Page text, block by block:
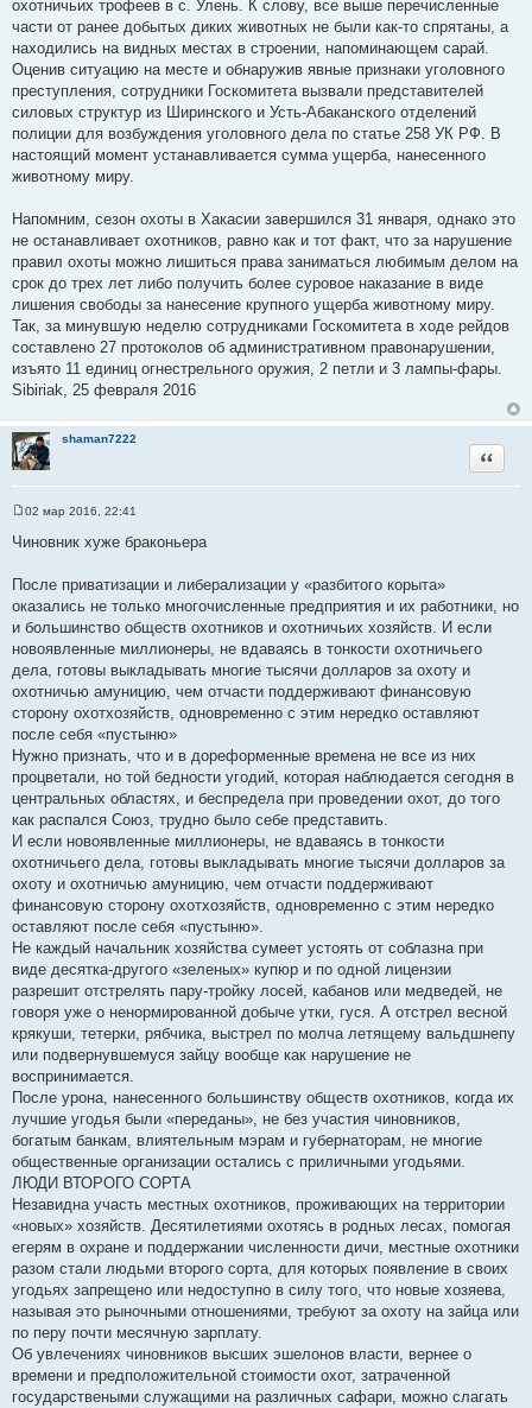
охотничьих трофеев в с. Улень. К слову, все выше перечисленные
части от ранее добытых диких животных не были как-то спрятаны, а
находились на видных местах в строении, напоминающем сарай.
Оценив ситуацию на месте и обнаружив явные признаки уголовного
преступления, сотрудники Госкомитета вызвали представителей
силовых структур из Ширинского и Усть-Абаканского отделений
полиции для возбуждения уголовного дела по статье 258 УК РФ. В
настоящий момент устанавливается сумма ущерба, нанесенного
животному миру.
Напомним, сезон охоты в Хакасии завершился 31 января, однако это
не останавливает охотников, равно как и тот факт, что за нарушение
правил охоты можно лишиться права заниматься любимым делом на
срок до трех лет либо получить более суровое наказание в виде
лишения свободы за нанесение крупного ущерба животному миру.
Так, за минувшую неделю сотрудниками Госкомитета в ходе рейдов
составлено 27 протоколов об административном правонарушении,
изъято 11 единиц огнестрельного оружия, 2 петли и 3 лампы-фары.
Sibiriak, 25 февраля 2016
shaman7222
Цитата
о
е
н
и
е
02 мар 2016, 22:41
Чиновник хуже браконьера
После приватизации и либерализации у «разбитого корыта»
оказались не только многочисленные предприятия и их работники, но
и большинство обществ охотников и охотничьих хозяйств. И если
новоявленные миллионеры, не вдаваясь в тонкости охотничьего
дела, готовы выкладывать многие тысячи долларов за охоту и
охотничью амуницию, чем отчасти поддерживают финансовую
сторону охотхозяйств, одновременно с этим нередко оставляют
после себя «пустыню»
Нужно признать, что и в дореформенные времена не все из них
процветали, но той бедности угодий, которая наблюдается сегодня в
центральных областях, и беспредела при проведении охот, до того
как распался Союз, трудно было себе представить.
И если новоявленные миллионеры, не вдаваясь в тонкости
охотничьего дела, готовы выкладывать многие тысячи долларов за
охоту и охотничью амуницию, чем отчасти поддерживают
финансовую сторону охотхозяйств, одновременно с этим нередко
оставляют после себя «пустыню».
Не каждый начальник хозяйства сумеет устоять от соблазна при
виде десятка-другого «зеленых» купюр и по одной лицензии
разрешит отстрелять пару-тройку лосей, кабанов или медведей, не
говоря уже о ненормированной добыче утки, гуся. А отстрел весной
крякуши, тетерки, рябчика, выстрел по молча летящему вальдшнепу
или подвернувшемуся зайцу вообще как нарушение не
воспринимается.
После урона, нанесенного большинству обществ охотников, когда их
лучшие угодья были «переданы», не без участия чиновников,
богатым банкам, влиятельным мэрам и губернаторам, не многие
общественные организации остались с приличными угодьями.
ЛЮДИ ВТОРОГО СОРТА
Незавидна участь местных охотников, проживающих на территории
«новых» хозяйств. Десятилетиями охотясь в родных лесах, помогая
егерям в охране и поддержании численности дичи, местные охотники
разом стали людьми второго сорта, для которых появление в своих
угодьях запрещено или недоступно в силу того, что новые хозяева,
называя это рыночными отношениями, требуют за охоту на зайца или
по перу почти месячную зарплату.
Об увлечениях чиновников высших эшелонов власти, вернее о
времени и предположительной стоимости охот, затраченной
государствеными служащими на различных сафари, можно слагать